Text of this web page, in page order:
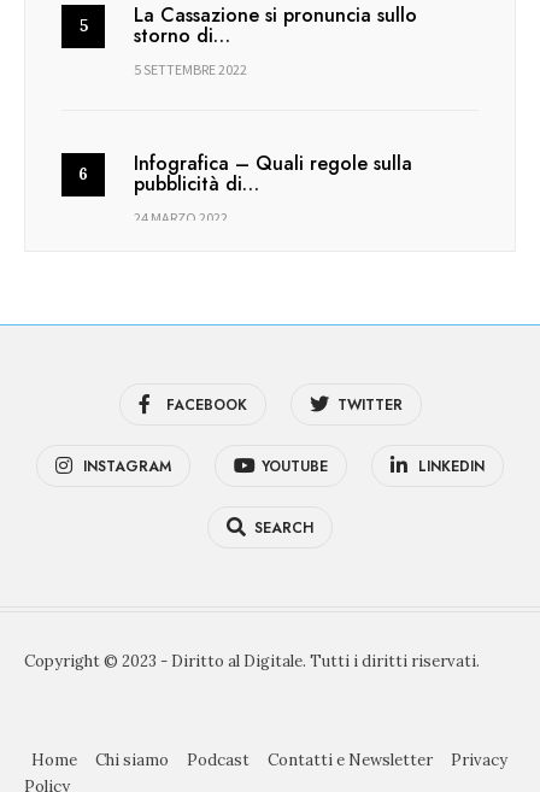
La Cassazione si pronuncia sullo
storno di…
5 SETTEMBRE 2022
Infografica – Quali regole sulla
pubblicità di…
24 MARZO 2022
FACEBOOK TWITTER
INSTAGRAM YOUTUBE LINKEDIN
SEARCH
Copyright © 2023 - Diritto al Digitale. Tutti i diritti riservati.
Home Chi siamo Podcast Contatti e Newsletter
Privacy
Policy